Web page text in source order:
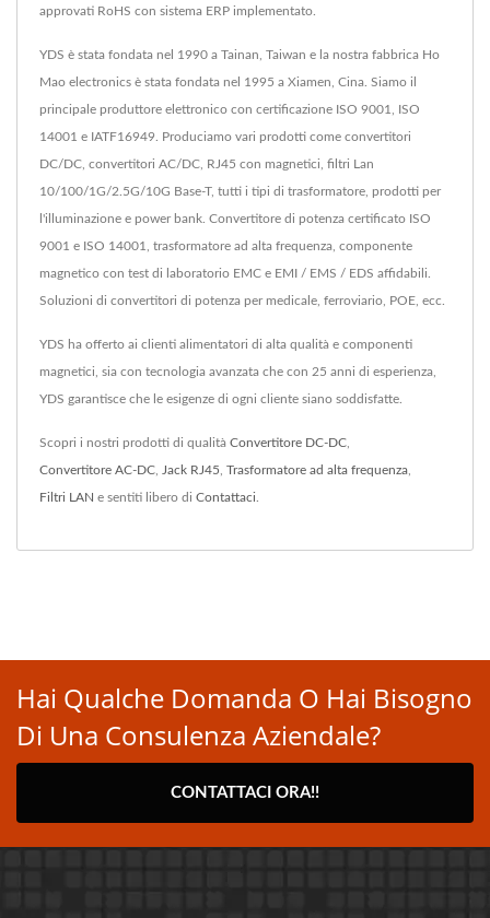
approvati RoHS con sistema ERP implementato.
YDS è stata fondata nel 1990 a Tainan, Taiwan e la nostra fabbrica Ho
Mao electronics è stata fondata nel 1995 a Xiamen, Cina. Siamo il
principale produttore elettronico con certificazione ISO 9001, ISO
14001 e IATF16949. Produciamo vari prodotti come convertitori
DC/DC, convertitori AC/DC, RJ45 con magnetici, filtri Lan
10/100/1G/2.5G/10G Base-T, tutti i tipi di trasformatore, prodotti per
l'illuminazione e power bank. Convertitore di potenza certificato ISO
9001 e ISO 14001, trasformatore ad alta frequenza, componente
magnetico con test di laboratorio EMC e EMI / EMS / EDS affidabili.
Soluzioni di convertitori di potenza per medicale, ferroviario, POE, ecc.
YDS ha offerto ai clienti alimentatori di alta qualità e componenti
magnetici, sia con tecnologia avanzata che con 25 anni di esperienza,
YDS garantisce che le esigenze di ogni cliente siano soddisfatte.
Scopri i nostri prodotti di qualità Convertitore DC-DC
Convertitore AC-DC Jack RJ45 Trasformatore ad alta frequenza
Filtri LAN e sentiti libero di Contattaci
Hai Qualche Domanda O Hai Bisogno
Di Una Consulenza Aziendale?
CONTATTACI ORA!!